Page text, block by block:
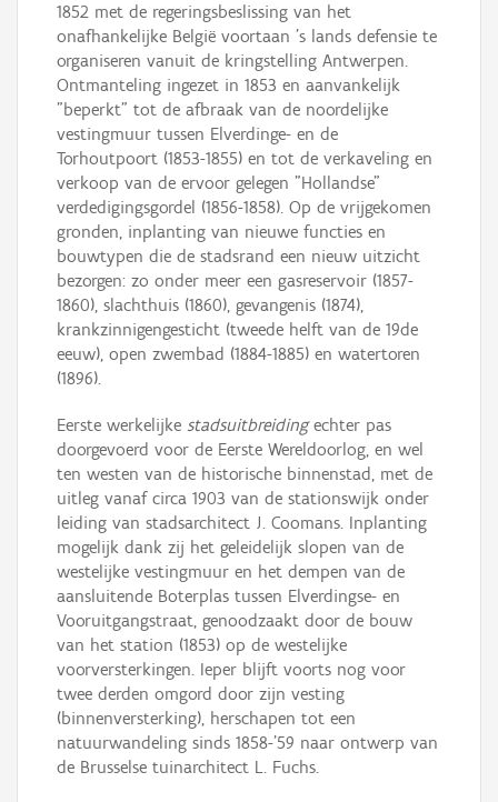
1852 met de regeringsbeslissing van het
onafhankelijke België voortaan 's lands defensie te
organiseren vanuit de kringstelling Antwerpen.
Ontmanteling ingezet in 1853 en aanvankelijk
"beperkt" tot de afbraak van de noordelijke
vestingmuur tussen Elverdinge- en de
Torhoutpoort (1853-1855) en tot de verkaveling en
verkoop van de ervoor gelegen "Hollandse"
verdedigingsgordel (1856-1858). Op de vrijgekomen
gronden, inplanting van nieuwe functies en
bouwtypen die de stadsrand een nieuw uitzicht
bezorgen: zo onder meer een gasreservoir (1857-
1860), slachthuis (1860), gevangenis (1874),
krankzinnigengesticht (tweede helft van de 19de
eeuw), open zwembad (1884-1885) en watertoren
(1896).
Eerste werkelijke stadsuitbreidingechter pas
doorgevoerd voor de Eerste Wereldoorlog, en wel
ten westen van de historische binnenstad, met de
uitleg vanaf circa 1903 van de stationswijk onder
leiding van stadsarchitect J. Coomans. Inplanting
mogelijk dank zij het geleidelijk slopen van de
westelijke vestingmuur en het dempen van de
aansluitende Boterplas tussen Elverdingse- en
Vooruitgangstraat, genoodzaakt door de bouw
van het station (1853) op de westelijke
voorversterkingen. Ieper blijft voorts nog voor
twee derden omgord door zijn vesting
(binnenversterking), herschapen tot een
natuurwandeling sinds 1858-'59 naar ontwerp van
de Brusselse tuinarchitect L. Fuchs.